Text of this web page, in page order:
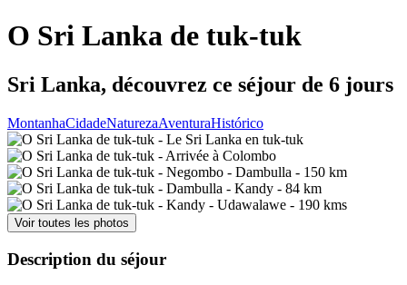
O Sri Lanka de tuk-tuk
Sri Lanka, découvrez ce séjour de 6 jours
MontanhaCidadeNaturezaAventuraHistórico
Voir toutes les photos
Description du séjour